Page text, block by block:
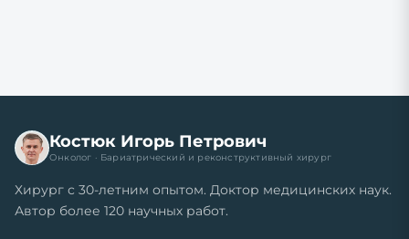
Костюк Игорь Петрович
Онколог · Бариатрический и реконструктивный хирург
Хирург с 30-летним опытом. Доктор медицинских наук.
Автор более 120 научных работ.